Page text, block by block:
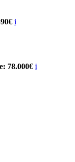
i
78.000€ i